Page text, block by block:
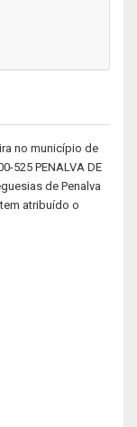
no município de
525 PENALVA DE
de Penalva
atribuído o